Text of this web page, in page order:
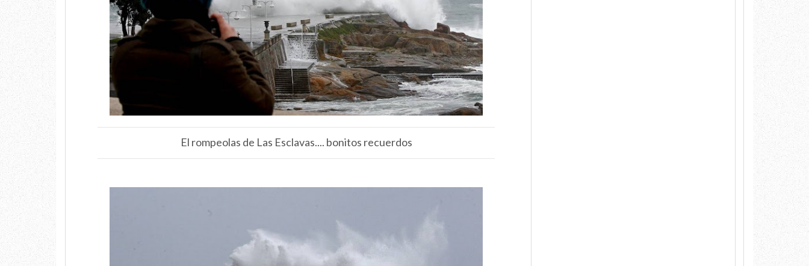
El rompeolas de Las Esclavas.... bonitos recuerdos